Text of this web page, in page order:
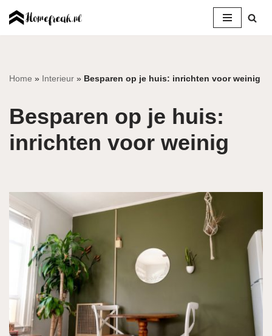
inhoud
Home » Interieur » Besparen op je huis: inrichten voor weinig
Besparen op je huis:
inrichten voor weinig